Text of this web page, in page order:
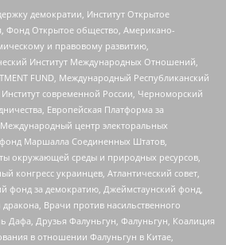
демократии, Институт Открытое
Фонд Открытое общество, Американо-
и правовому развитию,
Институт Международных Отношений,
FUND, Международный Республиканский
Институт современной России, Черноморский
Европейская Платформа за
центр электоральных
Маршалла Соединенных Штатов,
окружающей среды и природных ресурсов,
конгресс украинцев, Атлантический совет,
фонд за демократию, Джеймстаунский фонд,
Врачи против насильственного
Дафа, Друзья Фалуньгун, Фалуньгун, Коалиция
в отношении Фалуньгун в Китае,